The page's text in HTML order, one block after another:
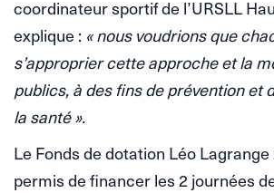
coordinateur sportif de l’URSLL
explique : « nous voudrions que
s’approprier cette approche et la
publics, à des fins de prévention et
la santé ».
Le Fonds de dotation Léo
permis de financer les 2 journées